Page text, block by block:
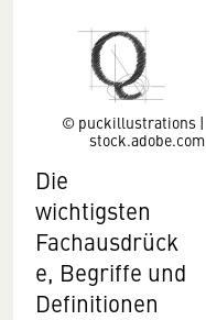
© puckillustrations |
stock.adobe.com
Die
wichtigsten
Fachausdrück
e, Begriffe und
Definitionen